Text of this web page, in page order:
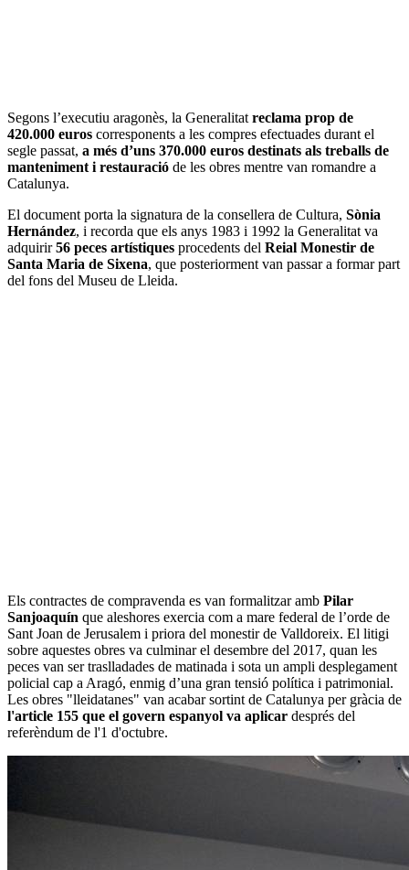
Segons l’executiu aragonès, la Generalitat reclama prop de
420.000 euros corresponents a les compres efectuades durant el
segle passat, a més d’uns 370.000 euros destinats als treballs de
manteniment i restauració de les obres mentre van romandre a
Catalunya.
El document porta la signatura de la consellera de Cultura, Sònia
Hernández, i recorda que els anys 1983 i 1992 la Generalitat va
adquirir56 peces artístiques procedents del Reial Monestir de
Santa Maria de Sixena, que posteriorment van passar a formar part
del fons del Museu de Lleida.
Els contractes de compravenda es van formalitzar amb Pilar
Sanjoaquín que aleshores exercia com a mare federal de l’orde de
Sant Joan de Jerusalem i priora del monestir de Valldoreix. El litigi
sobre aquestes obres va culminar el desembre del 2017, quan les
peces van ser traslladades de matinada i sota un ampli desplegament
policial cap a Aragó, enmig d’una gran tensió política i patrimonial.
Les obres "lleidatanes" van acabar sortint de Catalunya per gràcia de
l'article 155 que el govern espanyol va aplicar després del
referèndum de l'1 d'octubre.